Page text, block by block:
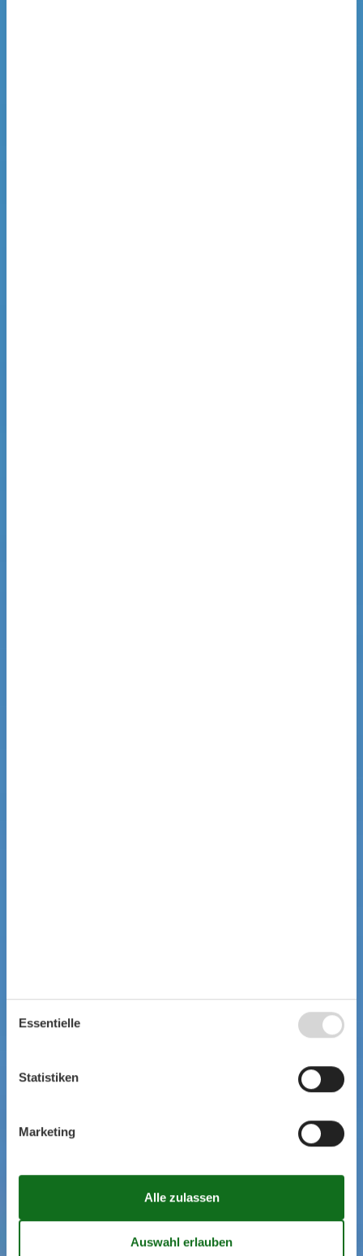
Essentielle
Statistiken
Marketing